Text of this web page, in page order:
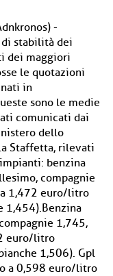
-
di stabilità dei
dei maggiori
le quotazioni
in
sono le medie
comunicati dai
dello
Staffetta, rilevati
benzina
compagnie
1,472 euro/litro
1,454).Benzina
1,745,
euro/litro
1,506). Gpl
a 0,598 euro/litro